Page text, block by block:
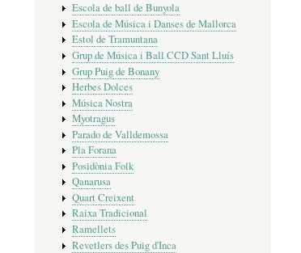
Escola de ball de Bunyola
Escola de Música i Danses de Mallorca
Estol de Tramuntana
Grup de Música i Ball CCD Sant Lluís
Grup Puig de Bonany
Herbes Dolces
Música Nostra
Myotragus
Parado de Valldemossa
Pla Forana
Posidònia Folk
Qanarusa
Quart Creixent
Raixa Tradicional
Ramellets
Revetlers des Puig d'Inca